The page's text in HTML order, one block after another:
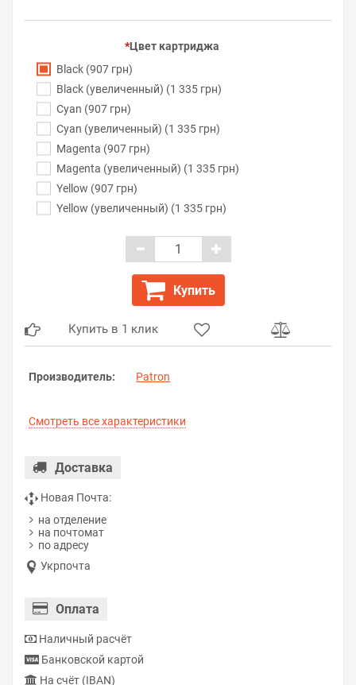
Цвет картриджа
Black (907 грн)
Black (увеличенный) (1 335 грн)
Cyan (907 грн)
Cyan (увеличенный) (1 335 грн)
Magenta (907 грн)
Magenta (увеличенный) (1 335 грн)
Yellow (907 грн)
Yellow (увеличенный) (1 335 грн)
Купить
Купить в 1 клик
Производитель: Patron
Смотреть все характеристики
Доставка
Новая Почта:
на отделение
на почтомат
по адресу
Укрпочта
Оплата
Наличный расчёт
Банковской картой
На счёт (IBAN)